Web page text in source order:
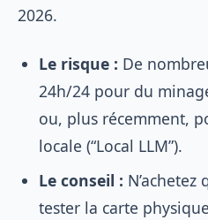
2026.
Le risque : De
24h/24 pour du
ou, plus récemment,
locale (“Local LLM”).
Le conseil :
tester la carte